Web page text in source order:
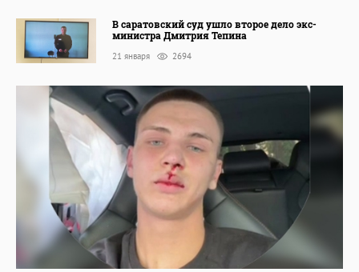
В саратовский суд ушло второе дело экс-
министра Дмитрия Тепина
21 января 2694